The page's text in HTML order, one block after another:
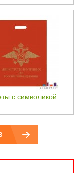
с символикой